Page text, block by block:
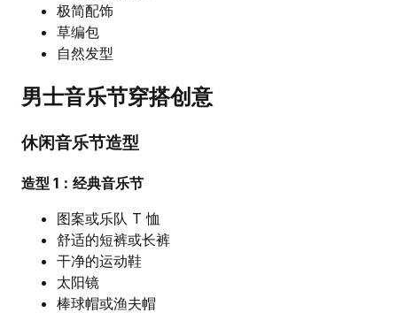
极简配饰
草编包
自然发型
男士音乐节穿搭创意
休闲音乐节造型
造型 1：经典音乐节
图案或乐队 T 恤
舒适的短裤或长裤
干净的运动鞋
太阳镜
棒球帽或渔夫帽